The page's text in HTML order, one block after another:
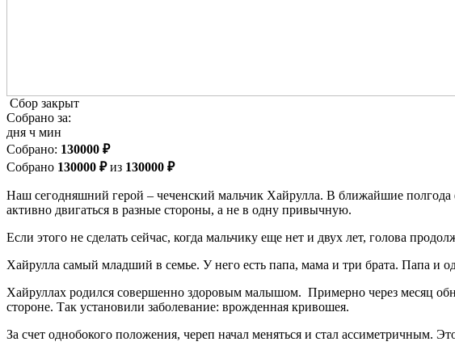
Сбор закрыт
Собрано за:
дня ч мин
Cобрано: 130000 ₽
Собрано 130000 ₽из 130000 ₽
Наш сегодняшний герой – чеченский мальчик Хайрулла. В ближайшие полгода
активно двигаться в разные стороны, а не в одну привычную.
Если этого не сделать сейчас, когда мальчику еще нет и двух лет, голова
Хайрулла самый младший в семье. У него есть папа, мама и три брата. Папа и
Хайруллах родился совершенно здоровым малышом. Примерно через месяц
стороне. Так установили заболевание: врожденная кривошея.
За счет однобокого положения, череп начал меняться и стал ассиметричным.